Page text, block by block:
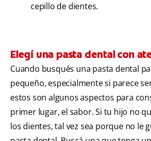
cepillo de dientes.
Elegí una pasta dental con
Cuando busqués una pasta dental
pequeño, especialmente si parece
estos son algunos aspectos para
primer lugar, el sabor. Si tu hijo no
los dientes, tal vez sea porque no le